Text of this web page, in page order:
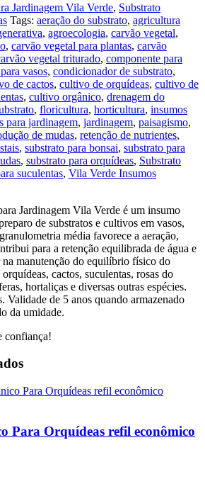
Jardinagem Vila Verde, Substrato
Tags: aeração do substrato, agricultura
, agroecologia, carvão vegetal,
, carvão vegetal para plantas, carvão
vegetal triturado, componente para
vasos, condicionador de substrato,
de cactos, cultivo de orquídeas, cultivo de
, cultivo orgânico, drenagem do
, floricultura, horticultura, insumos
para jardinagem, jardinagem, paisagismo,
de mudas, retenção de nutrientes,
, substrato para bonsai, substrato para
, substrato para orquídeas, Substrato
suculentas, Vila Verde Insumos
Jardinagem Vila Verde é um insumo
de substratos e cultivos em vasos,
média favorece a aeração,
para a retenção equilibrada de água e
na manutenção do equilíbrio físico do
cactos, suculentas, rosas do
hortaliças e diversas outras espécies.
Validade de 5 anos quando armazenado
da umidade.
confiança!
Para Orquídeas refil econômico